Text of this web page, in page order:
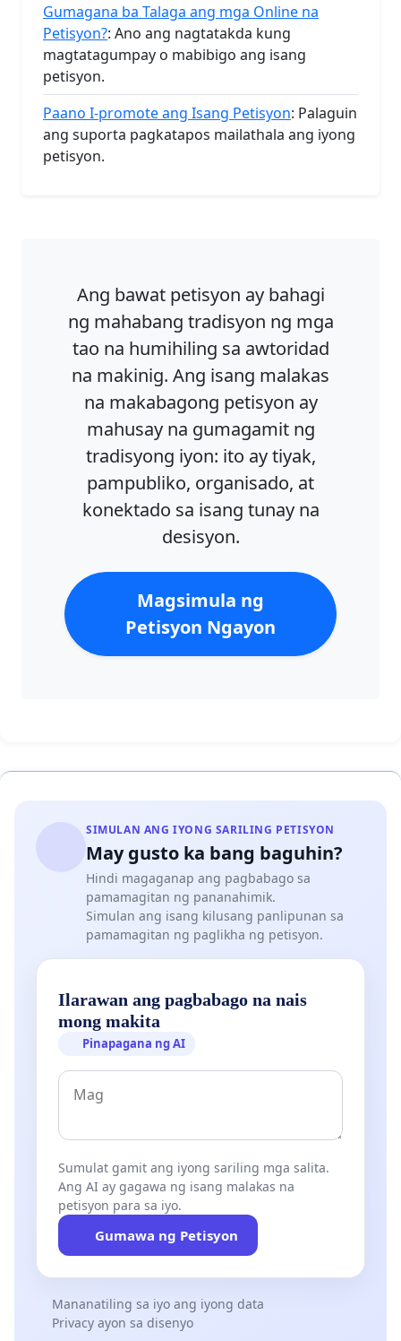
Gumagana ba Talaga ang mga Online na
Petisyon?: Ano ang nagtatakda kung
magtatagumpay o mabibigo ang isang
petisyon.
Paano I-promote ang Isang Petisyon: Palaguin
ang suporta pagkatapos mailathala ang iyong
petisyon.
Ang bawat petisyon ay bahagi
ng mahabang tradisyon ng mga
tao na humihiling sa awtoridad
na makinig. Ang isang malakas
na makabagong petisyon ay
mahusay na gumagamit ng
tradisyong iyon: ito ay tiyak,
pampubliko, organisado, at
konektado sa isang tunay na
desisyon.
Magsimula ng
Petisyon Ngayon
SIMULAN ANG IYONG SARILING PETISYON
May gusto ka bang baguhin?
Hindi magaganap ang pagbabago sa
pamamagitan ng pananahimik.
Simulan ang isang kilusang panlipunan sa
pamamagitan ng paglikha ng petisyon.
Ilarawan ang pagbabago na nais
mong makita
Pinapagana ng AI
Sumulat gamit ang iyong sariling mga salita.
Ang AI ay gagawa ng isang malakas na
petisyon para sa iyo.
Gumawa ng Petisyon
Mananatiling sa iyo ang iyong data
Privacy ayon sa disenyo